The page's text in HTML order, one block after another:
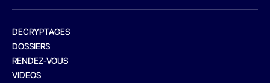
DECRYPTAGES
DOSSIERS
RENDEZ-VOUS
VIDEOS